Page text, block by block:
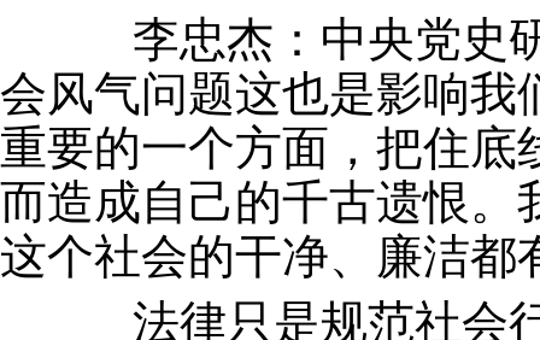
李忠杰：中央党史研
会风气问题这也是影响我
重要的一个方面，把住底
而造成自己的千古遗恨。
这个社会的干净、廉洁都
法律只是规范社会行